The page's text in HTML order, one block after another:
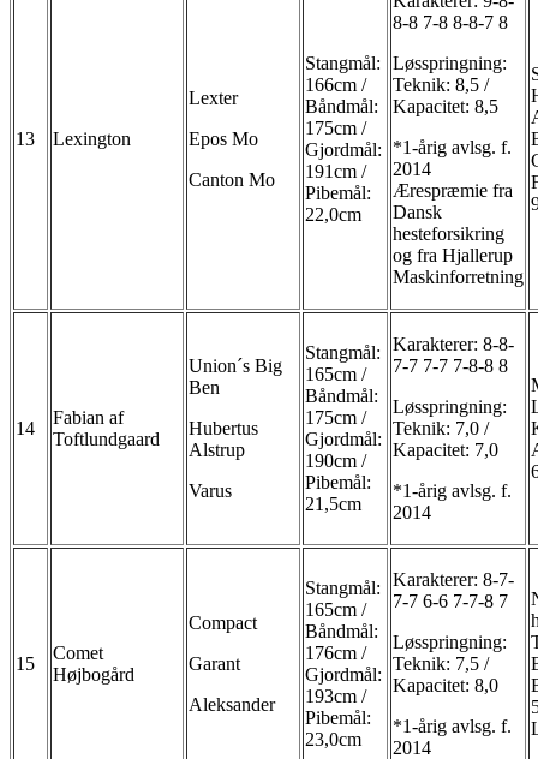
13 Lexington
Lexter
Epos Mo
Canton Mo
Stangmål:
166cm /
Båndmål:
175cm /
Gjordmål:
191cm /
Pibemål:
22,0cm
8-8 7-8 8-8-7 8
Løsspringning:
Teknik: 8,5 /
Kapacitet: 8,5
*1-årig avlsg. f.
2014
Ærespræmie fra
Dansk
hesteforsikring
og fra Hjallerup
Maskinforretning
14
Fabian af
Toftlundgaard
Union´s Big
Ben
Hubertus
Alstrup
Varus
Stangmål:
165cm /
Båndmål:
175cm /
Gjordmål:
190cm /
Pibemål:
21,5cm
Karakterer: 8-8-
7-7 7-7 7-8-8 8
Løsspringning:
Teknik: 7,0 /
Kapacitet: 7,0
*1-årig avlsg. f.
2014
15
Comet
Højbogård
Compact
Garant
Aleksander
Stangmål:
165cm /
Båndmål:
176cm /
Gjordmål:
193cm /
Pibemål:
23,0cm
Karakterer: 8-7-
7-7 6-6 7-7-8 7
Løsspringning:
Teknik: 7,5 /
Kapacitet: 8,0
*1-årig avlsg. f.
2014